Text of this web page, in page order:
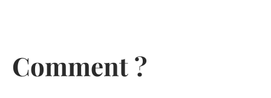
Comment ?